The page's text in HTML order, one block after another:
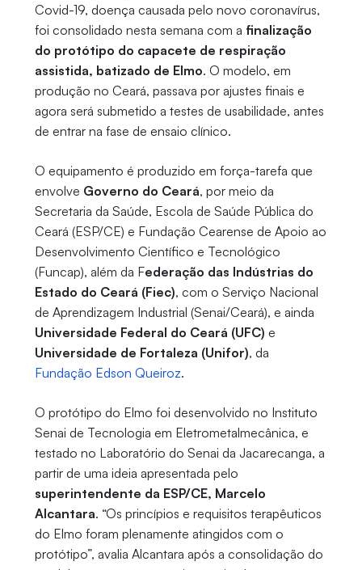
Covid-19, doença causada pelo novo coronavírus,
foi consolidado nesta semana com a finalização
do protótipo do capacete de respiração
assistida, batizado de Elmo. O modelo, em
produção no Ceará, passava por ajustes finais e
agora será submetido a testes de usabilidade, antes
de entrar na fase de ensaio clínico.
O equipamento é produzido em força-tarefa que
envolve Governo do Ceará, por meio da
Secretaria da Saúde, Escola de Saúde Pública do
Ceará (ESP/CE) e Fundação Cearense de Apoio ao
Desenvolvimento Científico e Tecnológico
(Funcap), além da Federação das Indústrias do
Estado do Ceará (Fiec), com o Serviço Nacional
de Aprendizagem Industrial (Senai/Ceará), e ainda
Universidade Federal do Ceará (UFC) e
Universidade de Fortaleza (Unifor), da
Fundação Edson Queiroz.
O protótipo do Elmo foi desenvolvido no Instituto
Senai de Tecnologia em Eletrometalmecânica, e
testado no Laboratório do Senai da Jacarecanga, a
partir de uma ideia apresentada pelo
superintendente da ESP/CE, Marcelo
Alcantara. “Os princípios e requisitos terapêuticos
do Elmo foram plenamente atingidos com o
protótipo”, avalia Alcantara após a consolidação do